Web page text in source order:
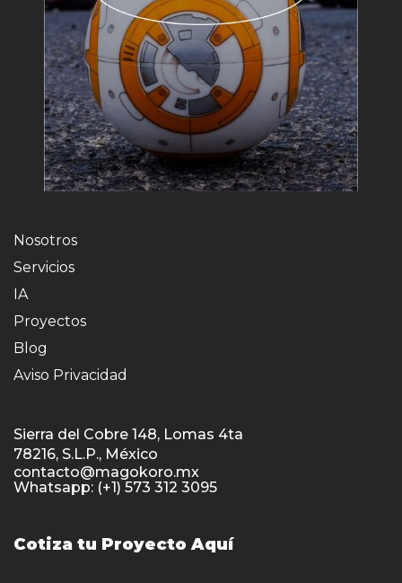
Nosotros
Servicios
IA
Proyectos
Blog
Aviso Privacidad
Sierra del Cobre 148, Lomas 4ta
78216, S.L.P., México
contacto@magokoro.mx
Whatsapp: (+1) 573 312 3095
Cotiza tu Proyecto Aquí